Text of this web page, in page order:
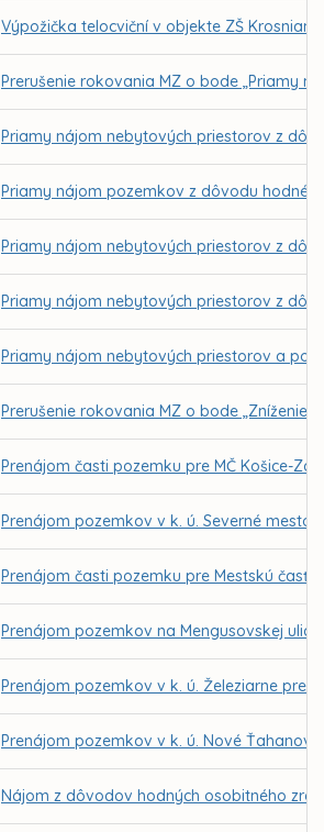
Výpožička telocviční v objekte ZŠ
Prerušenie rokovania MZ o bode „Priamy
Priamy nájom nebytových priestorov z
Priamy nájom pozemkov z dôvodu
Priamy nájom nebytových priestorov z
Priamy nájom nebytových priestorov z
Priamy nájom nebytových priestorov a
Prerušenie rokovania MZ o bode
Prenájom časti pozemku pre MČ Košice-
Prenájom pozemkov v k. ú. Severné
Prenájom časti pozemku pre Mestskú časť
Prenájom pozemkov na Mengusovskej
Prenájom pozemkov v k. ú. Železiarne pre
Prenájom pozemkov v k. ú. Nové
Nájom z dôvodov hodných osobitného